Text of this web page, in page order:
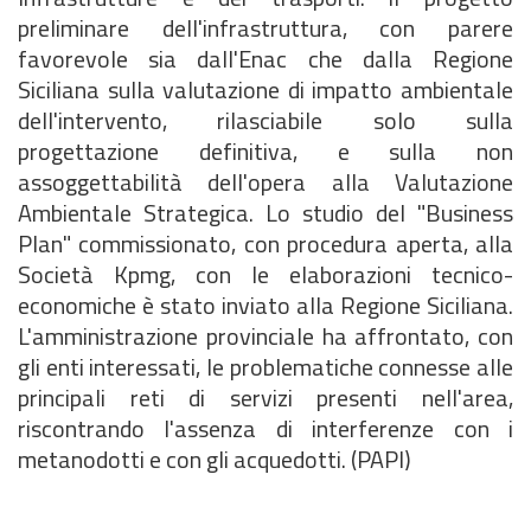
preliminare dell'infrastruttura, con parere
favorevole sia dall'Enac che dalla Regione
Siciliana sulla valutazione di impatto ambientale
dell'intervento, rilasciabile solo sulla
progettazione definitiva, e sulla non
assoggettabilità dell'opera alla Valutazione
Ambientale Strategica. Lo studio del "Business
Plan" commissionato, con procedura aperta, alla
Società Kpmg, con le elaborazioni tecnico-
economiche è stato inviato alla Regione Siciliana.
L'amministrazione provinciale ha affrontato, con
gli enti interessati, le problematiche connesse alle
principali reti di servizi presenti nell'area,
riscontrando l'assenza di interferenze con i
metanodotti e con gli acquedotti. (PAPI)